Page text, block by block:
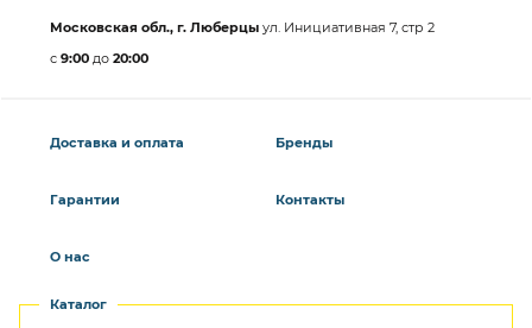
Московская обл., г. Люберцы ул. Инициативная 7, стр 2
с 9:00 до 20:00
Доставка и оплата
Гарантии
О нас
Бренды
Контакты
Каталог